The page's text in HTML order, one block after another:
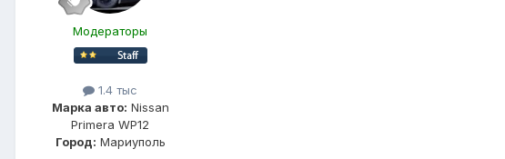
Модераторы
1.4 тыс
Марка авто: Nissan
Primera WP12
Город: Мариуполь